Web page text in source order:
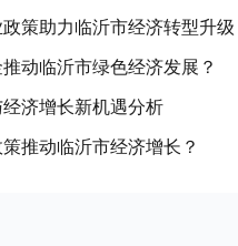
策助力临沂市经济转型升
动临沂市绿色经济发展？
济增长新机遇分析
推动临沂市经济增长？